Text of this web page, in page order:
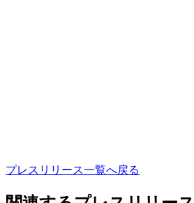
プレ ス リ リ ース一覧へ戻る